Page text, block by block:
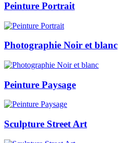
Peinture Portrait
Photographie Noir et blanc
Peinture Paysage
Sculpture Street Art